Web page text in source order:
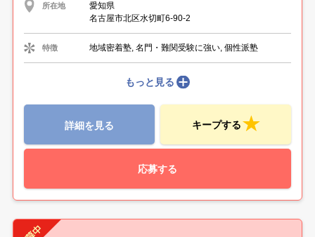
所在地
愛知県
名古屋市北区水切町6-90-2
特徴 地域密着塾, 名門・難関受験に強い, 個性派塾
もっと見る
詳細を見る キープする
応募する